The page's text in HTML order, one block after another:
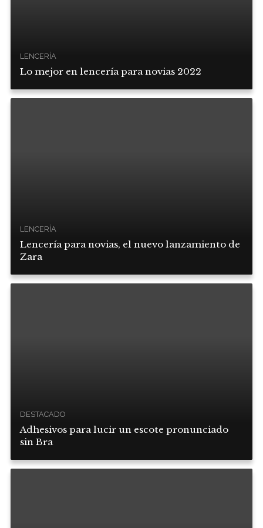
LENCERÍA
Lo mejor en lencería para novias 2022
LENCERÍA
Lencería para novias, el nuevo lanzamiento de
Zara
DESTACADO
Adhesivos para lucir un escote pronunciado
sin Bra